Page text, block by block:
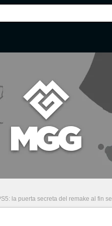
secreta del remake al fin se abre y este es su preciado contenido